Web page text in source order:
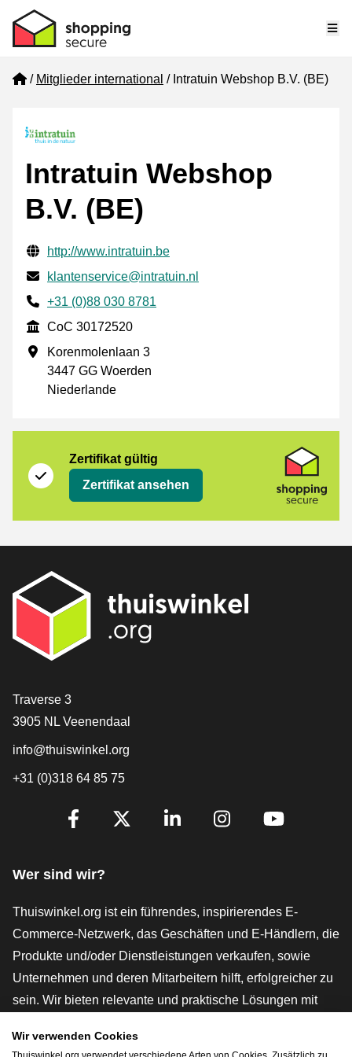
Home
Mitglieder international Intratuin Webshop B.V. (BE)
Intratuin Webshop
B.V. (BE)
Geprüfte Kontaktinformationen
Website URL
http://www.intratuin.be
E-mail
klantenservice@intratuin.nl
Phone number
+31 (0)88 030 8781
CoC
CoC 30172520
Geschäftsadresse
Korenmolenlaan 3
3447 GG Woerden
Niederlande
Zertifikat gültig
Zertifikat ansehen
[_General:Contact]
Traverse 3
3905 NL Veenendaal
info@thuiswinkel.org
+31 (0)318 64 85 75
[_General:SocialMediaTitle]
Wer sind wir?
Thuiswinkel.org ist ein führendes, inspirierendes E-
Commerce-Netzwerk, das Geschäften und E-Händlern, die
Produkte und/oder Dienstleistungen verkaufen, sowie
Unternehmen und deren Mitarbeitern hilft, erfolgreicher zu
sein. Wir bieten relevante und praktische Lösungen mit
rechtlichen Instrumenten und Beratung,
Wir verwenden Cookies